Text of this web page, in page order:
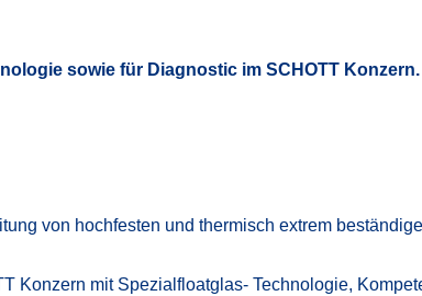
sowie für Diagnostic im SCHOTT
von hochfesten und thermisch extrem
Konzern mit Spezialfloatglas- Technologie,